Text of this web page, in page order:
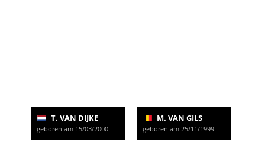
T. VAN DIJKE
geboren am 15/03/2000
M. VAN GILS
geboren am 25/11/1999